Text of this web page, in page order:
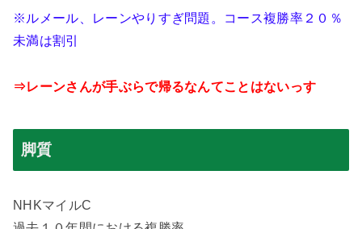
※ルメール、レーンやりすぎ問題。コース複勝率２０％
未満は割引
⇒レーンさんが手ぶらで帰るなんてことはないっす
脚質
NHKマイルC